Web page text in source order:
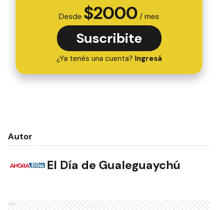
Desde $2000 / mes
Suscribite
¿Ya tenés una cuenta? Ingresá
Autor
El Día de Gualeguaychú
Ads